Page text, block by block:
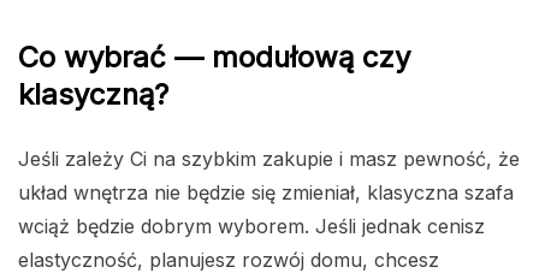
Co wybrać — modułową czy
klasyczną?
Jeśli zależy Ci na szybkim zakupie i masz pewność, że
układ wnętrza nie będzie się zmieniał, klasyczna szafa
wciąż będzie dobrym wyborem. Jeśli jednak cenisz
elastyczność, planujesz rozwój domu, chcesz